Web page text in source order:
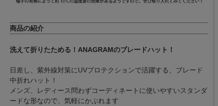
商品の紹介
洗えて折りたためる！ANAGRAMのブレードハット！
日差し、紫外線対策にUVプロテクションで活躍する、ブレード
中折れハット！
メンズ、レディース問わずコーディネートに使いやすいスタンダ
ードな形なので、気軽にかぶれます